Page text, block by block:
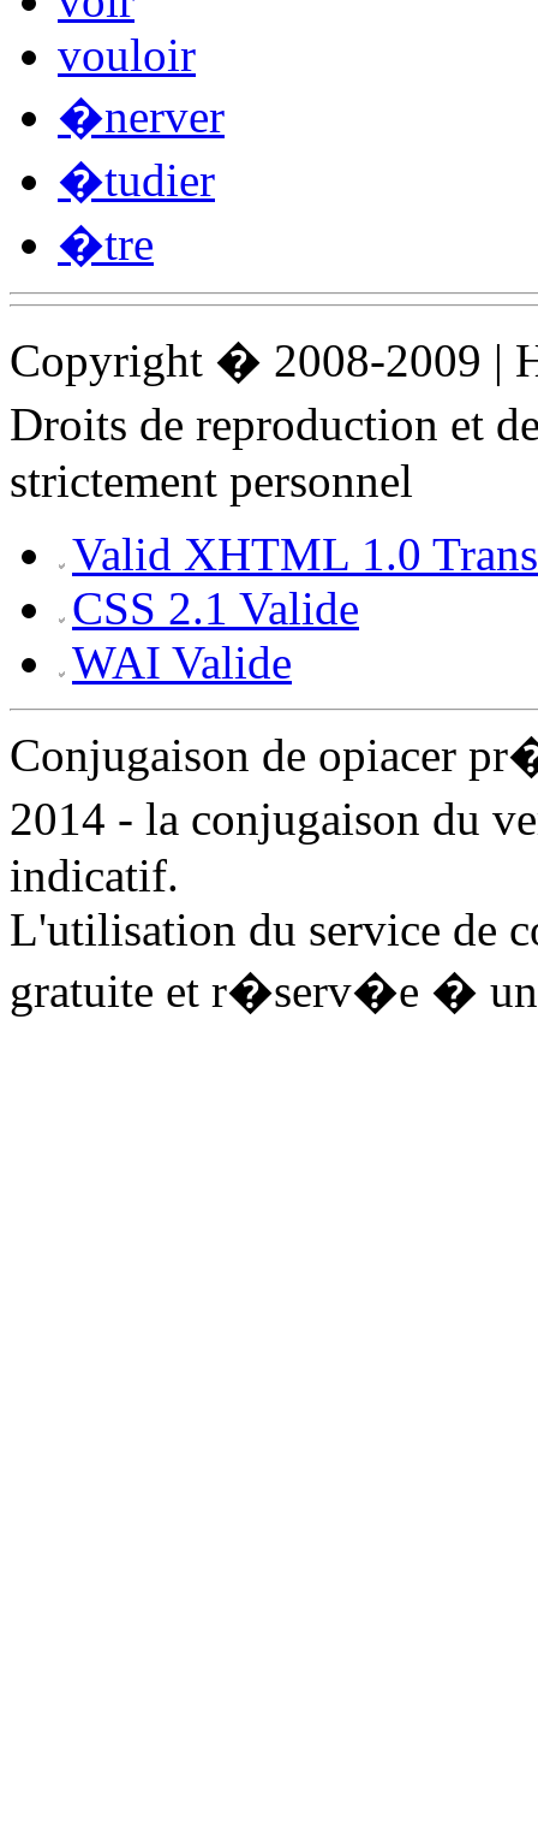
vouloir
�nerver
�tudier
�tre
Copyright � 2008-2009 |
Droits de reproduction et
strictement personnel
Valid XHTML 1.0
CSS 2.1 Valide
WAI Valide
Conjugaison de opiacer
2014 - la conjugaison du
indicatif.
L'utilisation du service de
gratuite et r�serv�e � un